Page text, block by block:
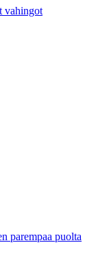
vahingot
parempaa puolta